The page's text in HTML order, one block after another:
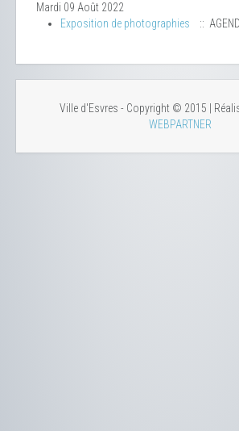
Mardi 09 Août 2022
Exposition de photographies
::
Ville d'Esvres - Copyright © 2015 |
WEBPARTNER